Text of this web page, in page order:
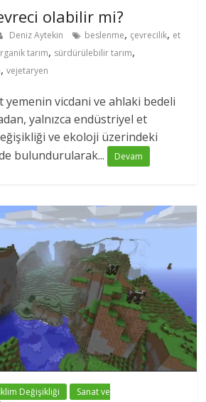
olabilir mi?
Deniz Aytekin beslenme, çevrecilik, et
tarım, sürdürülebilir tarım,
,vejetaryen
yemenin vicdani ve ahlaki bedeli
yalnızca endüstriyel et
ve ekoloji üzerindeki
bulundurularak...
Devam
İklim Değişikliği
Sanat ve